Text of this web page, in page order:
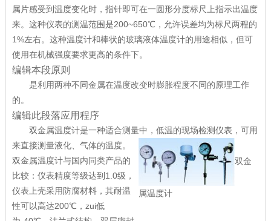
属片感受到温度变化时，指针即可在一圆形分度标尺上指示出温度
来。这种仪表的测温范围是200~650℃，允许误差均为标尺两程的
1%左右。这种温度计和棒状的玻璃液体温度计的用途相似，但可
使用在机械强度要求更高的条件下。
编辑本段原则
是利用两种不同金属在温度改变时膨胀程度不同的原理工作
的。
编辑此段落应用程序
双金属温度计是一种适合测量中，低温的现场检测仪表，可
双金
属温度计
用
来直接测量液化、气体的温度。
双金属温度计与国内同类产品的
比较：仪表精度等级达到1.0级，
仪表上壳采用防腐材料，其耐温
性可以高达200℃，zui低